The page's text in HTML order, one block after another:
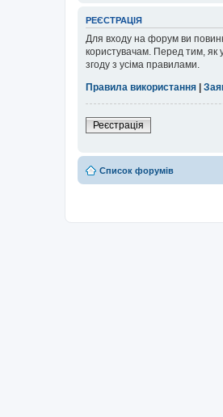
РЕЄСТРАЦІЯ
Для входу на форум ви
користувачам. Перед тим, як
згоду з усіма правилами.
Правила використання
Реєстрація
Список форумів